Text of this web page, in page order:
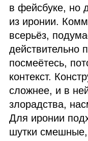
в фейсбуке, но
из иронии.
всерьёз,
действительно
посмеётесь,
контекст.
сложнее, и в
злорадства,
Для иронии
шутки